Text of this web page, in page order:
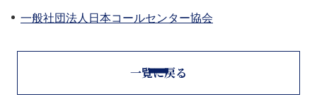
一般社団法人日本コールセンター協会
一覧に戻る